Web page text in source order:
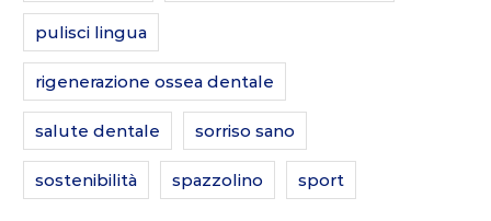
pulisci lingua
rigenerazione ossea dentale
salute dentale sorriso sano
sostenibilità spazzolino sport